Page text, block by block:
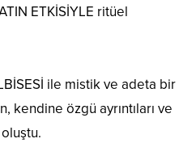
ETKİSİYLE ritüel
ile mistik ve adeta bir
kendine özgü ayrıntıları ve